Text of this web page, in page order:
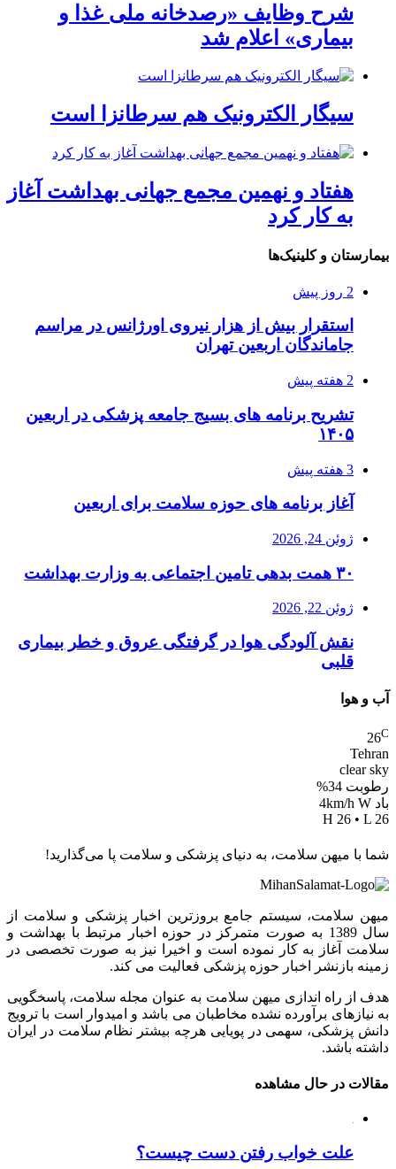
شرح وظایف «رصدخانه ملی غذا و
بیماری» اعلام شد
سیگار الکترونیک هم سرطانزا است
هفتاد و نهمین مجمع جهانی بهداشت آغاز
به کار کرد
بیمارستان و کلینیک‌ها
2 روز پیش
استقرار بیش از هزار نیروی اورژانس در مراسم
جاماندگان اربعین تهران
2 هفته پیش
تشریح برنامه های بسیج جامعه پزشکی در اربعین
۱۴۰۵
3 هفته پیش
آغاز برنامه های حوزه سلامت برای اربعین
ژوئن 24, 2026
۳۰ همت بدهی تامین اجتماعی به وزارت بهداشت
ژوئن 22, 2026
نقش آلودگی هوا در گرفتگی عروق و خطر بیماری
قلبی
آب و هوا
26C
Tehran
clear sky
رطوبت 34%
باد 4km/h W
H 26 • L 26
شما با میهن سلامت، به دنیای پزشکی و سلامت پا می‌گذارید!
میهن سلامت، سیستم جامع بروزترین اخبار پزشکی و سلامت از
سال 1389 به صورت متمرکز در حوزه اخبار مرتبط با بهداشت و
سلامت آغاز به کار نموده است و اخیرا نیز به صورت تخصصی در
زمینه بازنشر اخبار حوزه پزشکی فعالیت می کند.
هدف از راه اندازی میهن سلامت به عنوان مجله سلامت، پاسخگویی
به نیازهای برآورده نشده مخاطبان می باشد و امیدوار است با ترویج
دانش پزشکی، سهمی در پویایی هرچه بیشتر نظام سلامت در ایران
داشته باشد.
مقالات در حال مشاهده
علت خواب رفتن دست چیست؟